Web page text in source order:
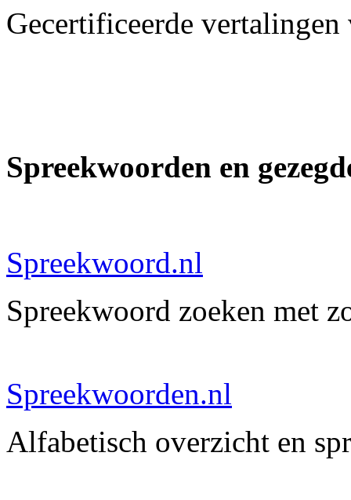
Gecertificeerde
Spreekwoorden en
Spreekwoord.nl
Spreekwoord zoeken met
Spreekwoorden.nl
Alfabetisch overzicht en